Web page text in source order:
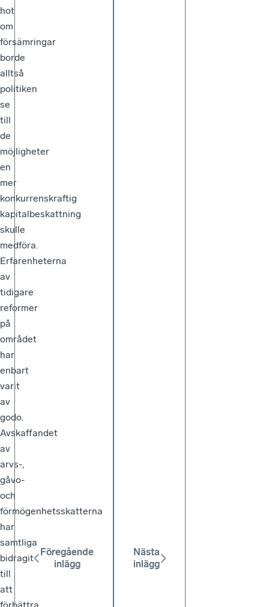
hot
om
försämringar
borde
alltså
politiken
se
till
de
möjligheter
en
mer
konkurrenskraftig
kapitalbeskattning
skulle
medföra.
Erfarenheterna
av
tidigare
reformer
på
området
har
enbart
varit
av
godo.
Avskaffandet
av
arvs-,
gåvo-
och
förmögenhetsskatterna
har
samtliga
bidragit
till
att
Föregående
inlägg
Nästa
inlägg